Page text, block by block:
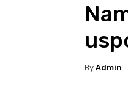
By Admin